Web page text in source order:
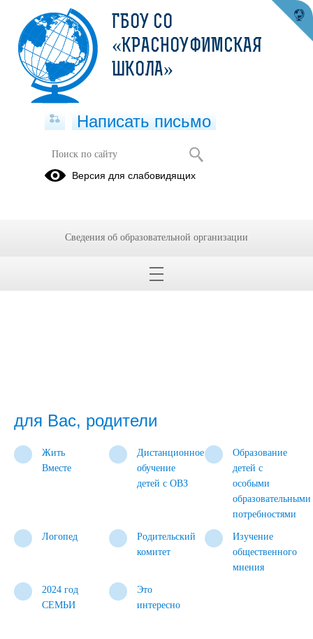
для Вас, родители
Жить
Вместе
Дистанционное
обучение
детей с ОВЗ
Образование
детей с
особыми
образовательными
потребностями
Логопед
Родительский
комитет
Изучение
общественного
мнения
2024 год
СЕМЬИ
Это
интересно
ГБОУ СО
«КРАСНОУФИМСКАЯ
ШКОЛА»
Написать письмо
Версия для слабовидящих
Сведения об образовательной организации